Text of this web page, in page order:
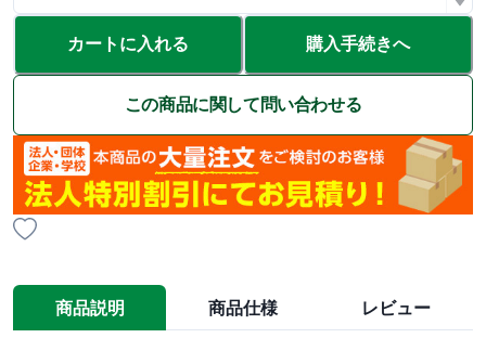
カートに入れる 購入手続きへ
この商品に関して問い合わせる
商品説明 商品仕様 レビュー